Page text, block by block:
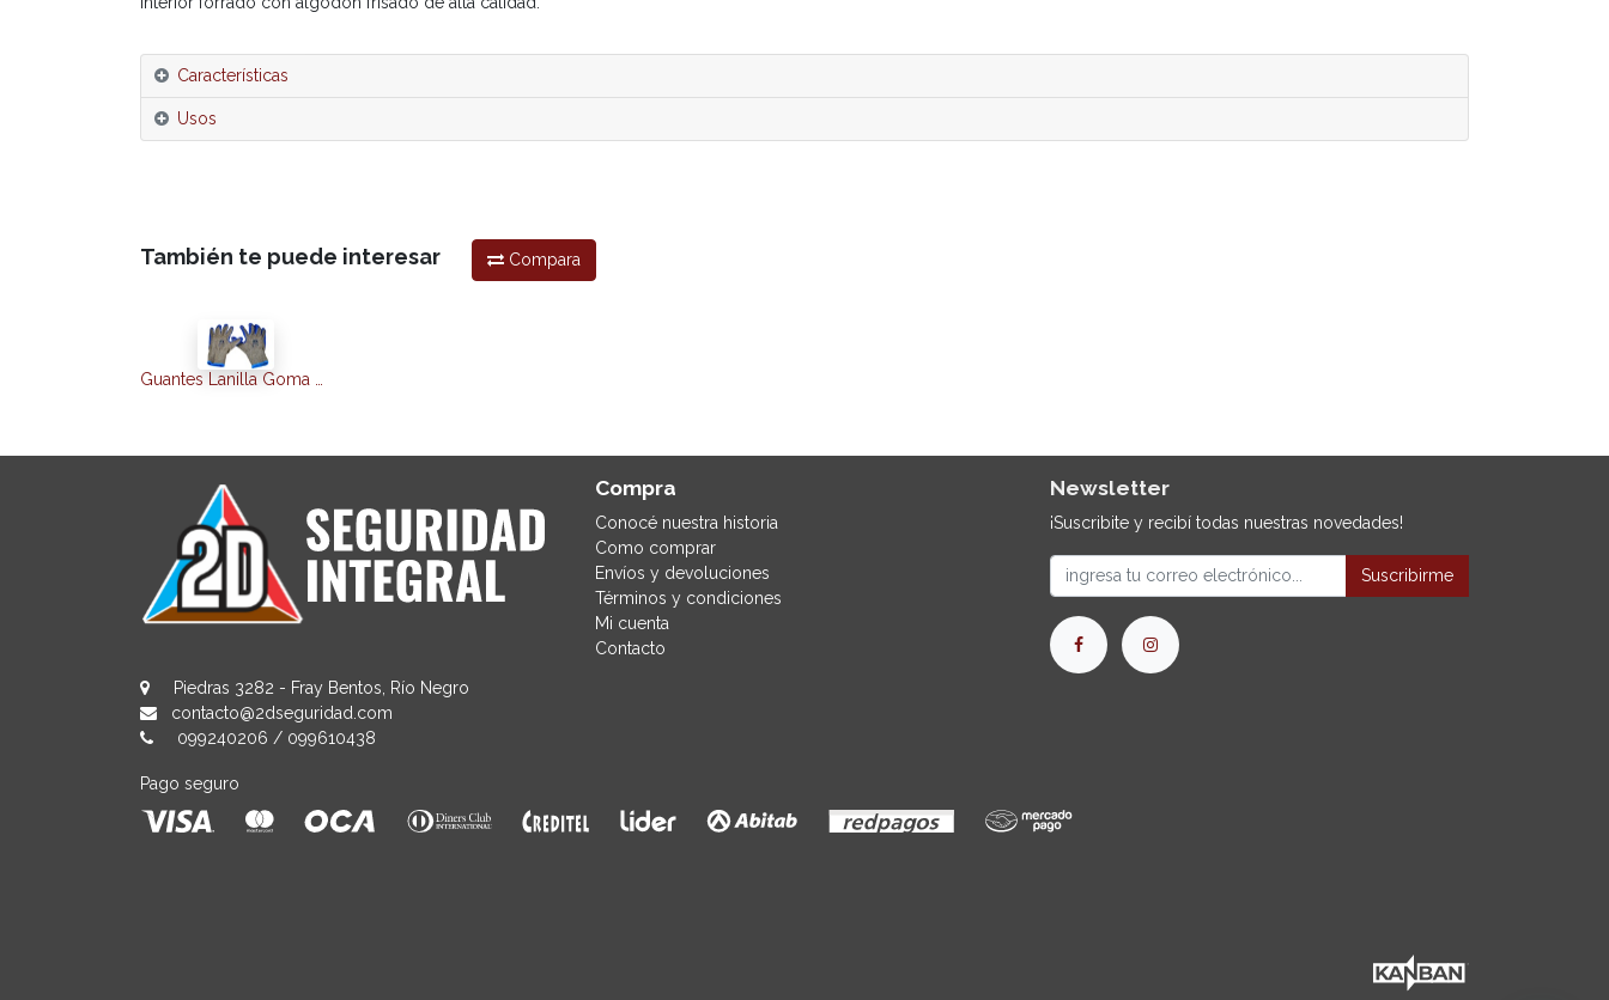
Características
Usos
También te puede interesar Compara
Guantes Lanilla Goma Flex - Talle 10
Piedras 3282 - Fray Bentos, Río Negro
contacto@2dseguridad.com
099240206 / 099610438
Compra
Conocé nuestra historia
Como comprar
Envíos y devoluciones
Términos y condiciones
Mi cuenta
Contacto
Newsletter
¡Suscribite y recibí todas nuestras novedades!
Suscribirme
Pago seguro